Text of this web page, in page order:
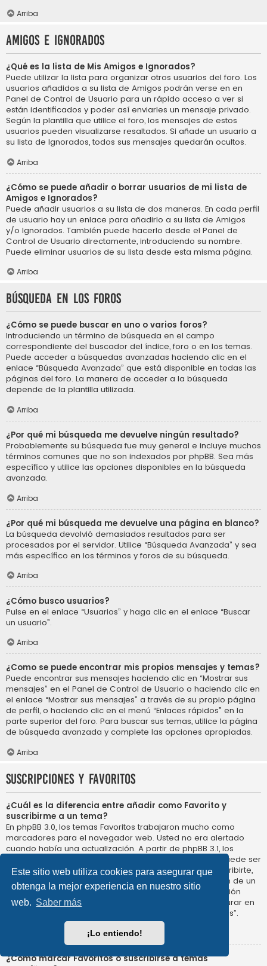
Este sitio web utiliza cookies para asegurar que
obtenga la mejor experiencia en nuestro sitio
web. Saber más
¡Lo entiendo!
Arriba
Amigos e Ignorados
¿Qué es la lista de Mis Amigos e Ignorados?
Puede utilizar la lista para organizar otros usuarios del foro. Los
usuarios añadidos a su lista de Amigos podrán verse en en
Panel de Control de Usuario para un rápido acceso a ver si
están identificados y poder así enviarles un mensaje privado.
Según la plantilla que utilice el foro, los mensajes de estos
usuarios pueden visualizarse resaltados. Si añade un usuario a
su lista de Ignorados, todos sus mensajes quedarán ocultos.
Arriba
¿Cómo se puede añadir o borrar usuarios de mi lista de
Amigos e Ignorados?
Puede añadir usuarios a su lista de dos maneras. En cada perfil
de usuario hay un enlace para añadirlo a su lista de Amigos
y/o Ignorados. También puede hacerlo desde el Panel de
Control de Usuario directamente, introduciendo su nombre.
Puede eliminar usuarios de su lista desde esta misma página.
Arriba
Búsqueda en los foros
¿Cómo se puede buscar en uno o varios foros?
Introduciendo un término de búsqueda en el campo
correspondiente del buscador del índice, foro o en los temas.
Puede acceder a búsquedas avanzadas haciendo clic en el
enlace “Búsqueda Avanzada” que está disponible en todas las
páginas del foro. La manera de acceder a la búsqueda
depende de la plantilla utilizada.
Arriba
¿Por qué mi búsqueda me devuelve ningún resultado?
Probablemente su búsqueda fue muy general e incluye muchos
términos comunes que no son indexados por phpBB. Sea más
específico y utilice las opciones disponibles en la búsqueda
avanzada.
Arriba
¿Por qué mi búsqueda me devuelve una página en blanco?
La búsqueda devolvió demasiados resultados para ser
procesados por el servidor. Utilice “Búsqueda Avanzada” y sea
más específico en los términos y foros de su búsqueda.
Arriba
¿Cómo busco usuarios?
Pulse en el enlace “Usuarios” y haga clic en el enlace “Buscar
un usuario”.
Arriba
¿Como se puede encontrar mis propios mensajes y temas?
Puede encontrar sus mensajes haciendo clic en “Mostrar sus
mensajes” en el Panel de Control de Usuario o haciendo clic en
el enlace “Mostrar sus mensajes” a través de su propio página
de perfil, o haciendo clic en el menú “Enlaces rápidos” en la
parte superior del foro. Para buscar sus temas, utilice la página
de búsqueda avanzada y complete las opciones apropiadas.
Arriba
Suscripciones y Favoritos
¿Cuál es la diferencia entre añadir como Favorito y
suscribirme a un tema?
En phpBB 3.0, los temas Favoritos trabajaron mucho como
marcadores para el navegador web. Usted no era alertado
cuando había una actualización. A partir de phpBB 3.1, los
Favoritos son más como suscribirse a un tema. Usted puede ser
notificado cuando un tema Favorito se actualiza. Al suscribirte,
sin embargo, se le avisará de que hay una actualización de un
tema, o foro en el propio foro. Las opciones de notificación
para los Favoritos y las suscripciones se pueden configurar en
el Panel de Control de Usuario, en “Preferencias de Foros”.
¿Cómo marcar Favoritos o suscribirse a temas